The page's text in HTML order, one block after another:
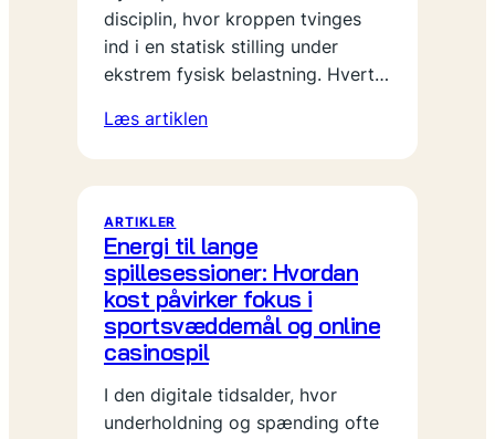
disciplin, hvor kroppen tvinges
ind i en statisk stilling under
ekstrem fysisk belastning. Hvert…
Læs artiklen
ARTIKLER
Energi til lange
spillesessioner: Hvordan
kost påvirker fokus i
sportsvæddemål og online
casinospil
I den digitale tidsalder, hvor
underholdning og spænding ofte